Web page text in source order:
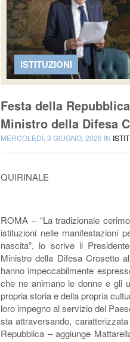
ISTITUZIONI
Festa della
Ministro della Difesa
MERCOLEDÌ, 3 GIUGNO, 2026 IN
QUIRINALE
ROMA – “La tradizionale
istituzioni nelle manifestazioni
nascita”, lo scrive il
Ministro della Difesa Crosetto
hanno impeccabilmente
che ne animano le donne e gli
propria storia e della propria
loro impegno al servizio del
sta attraversando,
Repubblica – aggiunge